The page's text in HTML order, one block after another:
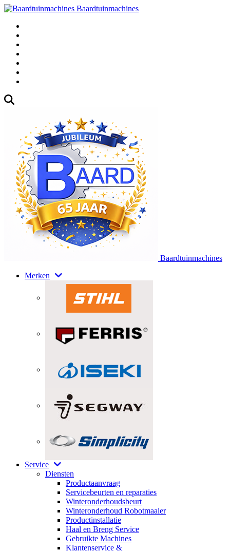
Baardtuinmachines
Baardtuinmachines
Merken
Service
Diensten
Productaanvraag
Servicebeurten en reparaties
Winteronderhoudsbeurt
Winteronderhoud Robotmaaier
Productinstallatie
Haal en Breng Service
Gebruikte Machines
Klantenservice &